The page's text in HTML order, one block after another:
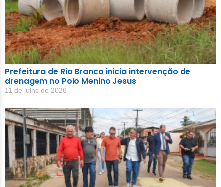
Prefeitura de Rio Branco inicia intervenção de
drenagem no Polo Menino Jesus
11 de julho de 2026